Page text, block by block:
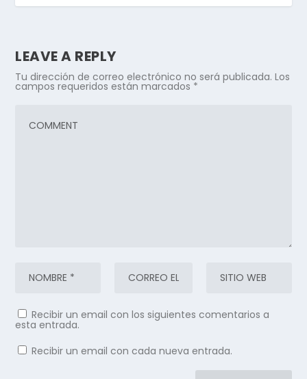
LEAVE A REPLY
Tu dirección de correo electrónico no será publicada. Los
campos requeridos están marcados *
Recibir un email con los siguientes comentarios a
esta entrada.
Recibir un email con cada nueva entrada.